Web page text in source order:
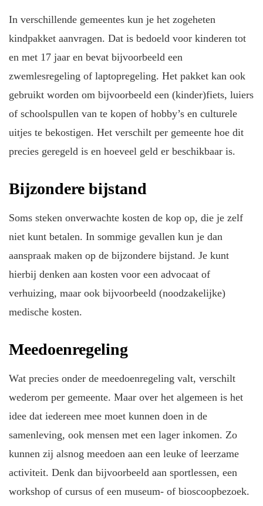
In verschillende gemeentes kun je het zogeheten
kindpakket aanvragen. Dat is bedoeld voor kinderen tot
en met 17 jaar en bevat bijvoorbeeld een
zwemlesregeling of laptopregeling. Het pakket kan ook
gebruikt worden om bijvoorbeeld een (kinder)fiets, luiers
of schoolspullen van te kopen of hobby’s en culturele
uitjes te bekostigen. Het verschilt per gemeente hoe dit
precies geregeld is en hoeveel geld er beschikbaar is.
Bijzondere bijstand
Soms steken onverwachte kosten de kop op, die je zelf
niet kunt betalen. In sommige gevallen kun je dan
aanspraak maken op de bijzondere bijstand. Je kunt
hierbij denken aan kosten voor een advocaat of
verhuizing, maar ook bijvoorbeeld (noodzakelijke)
medische kosten.
Meedoenregeling
Wat precies onder de meedoenregeling valt, verschilt
wederom per gemeente. Maar over het algemeen is het
idee dat iedereen mee moet kunnen doen in de
samenleving, ook mensen met een lager inkomen. Zo
kunnen zij alsnog meedoen aan een leuke of leerzame
activiteit. Denk dan bijvoorbeeld aan sportlessen, een
workshop of cursus of een museum- of bioscoopbezoek.